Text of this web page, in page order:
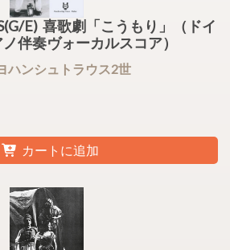
E) 喜歌劇「こうもり」（ドイ
伴奏ヴォーカルスコア）
ハンシュトラウス2世
カートに追加